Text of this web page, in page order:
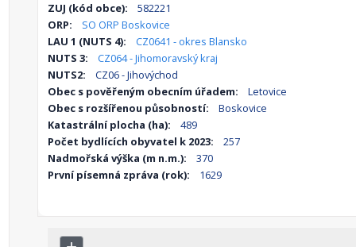
ZUJ (kód obce):
582221
ORP:
SO ORP Boskovice
LAU 1 (NUTS 4):
CZ0641 - okres Blansko
NUTS 3:
CZ064 - Jihomoravský kraj
NUTS2:
CZ06 - Jihovýchod
Obec s pověřeným obecním úřadem:
Letovice
Obec s rozšířenou působností:
Boskovice
Katastrální plocha (ha):
489
Počet bydlících obyvatel k 2023:
257
Nadmořská výška (m n.m.):
370
První písemná zpráva (rok):
1629